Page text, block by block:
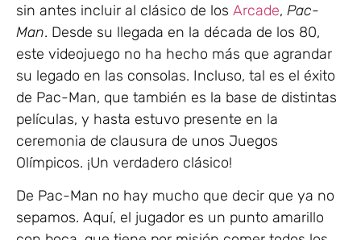
sin antes incluir al clásico de los Arcade, Pac-
Man. Desde su llegada en la década de los 80,
este videojuego no ha hecho más que agrandar
su legado en las consolas. Incluso, tal es el éxito
de Pac-Man, que también es la base de distintas
películas, y hasta estuvo presente en la
ceremonia de clausura de unos Juegos
Olímpicos. ¡Un verdadero clásico!
De Pac-Man no hay mucho que decir que ya no
sepamos. Aquí, el jugador es un punto amarillo